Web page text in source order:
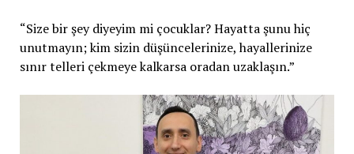
“Size bir şey diyeyim mi çocuklar? Hayatta şunu hiç
unutmayın; kim sizin düşüncelerinize, hayallerinize
sınır telleri çekmeye kalkarsa oradan uzaklaşın.”